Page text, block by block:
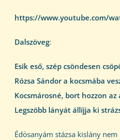
https://www.youtube.com/
Dalszöveg:
Esik eső, szép csöndesen
Rózsa Sándor a kocsmába
Kocsmárosné, bort hozzon az
Legszöbb lányát állíjja ki
Édösanyám stázsa kislány nem